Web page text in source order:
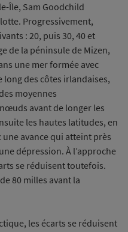
Île, Sam Goodchild
Progressivement,
: 20, puis 30, 40 et
de la péninsule de Mizen,
une mer formée avec
long des côtes irlandaises,
moyennes
avant de longer les
les hautes latitudes, en
une avance qui atteint près
dépression. À l’approche
se réduisent toutefois.
80 milles avant la
les écarts se réduisent